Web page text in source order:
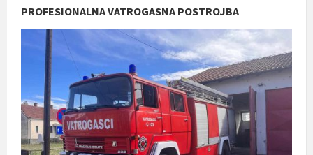
PROFESIONALNA VATROGASNA POSTROJBA